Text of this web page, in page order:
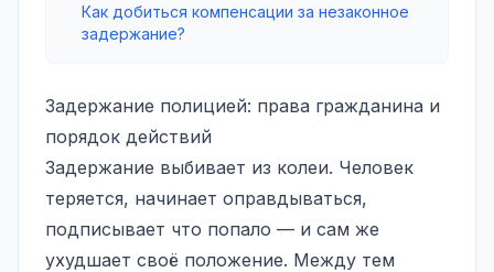
Как добиться компенсации за незаконное
задержание?
Задержание полицией: права гражданина и
порядок действий
Задержание выбивает из колеи. Человек
теряется, начинает оправдываться,
подписывает что попало — и сам же
ухудшает своё положение. Между тем